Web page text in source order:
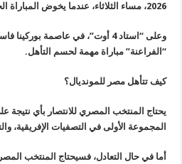
2026، مساء الثلاثاء، عندما يخوض المباراة الحاسمة أمام بوركينا فاسو.
وعلى “استاد 4 أوت”، في عاصمة
“الفراعنة” مباراة مهمة لحسم التأهل.
كيف تتأهل مصر للمونديال؟
يحتاج المنتخب المصري للانتصار بأي نتيجة
المجموعة الأولى في التصفيات الإفريقية،
أما في حال التعادل، فسيحتاج المنتخب